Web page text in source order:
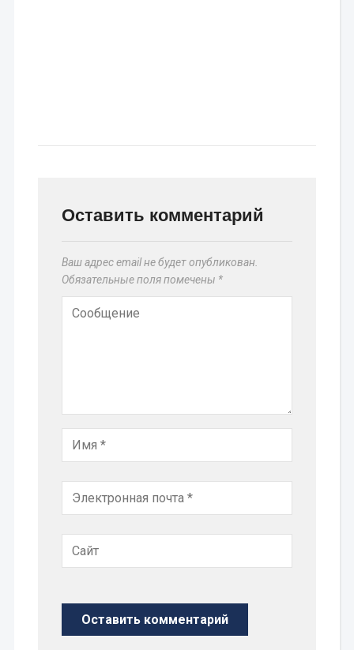
Оставить комментарий
Ваш адрес email не будет опубликован.
Обязательные поля помечены *